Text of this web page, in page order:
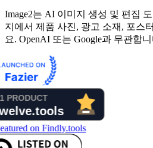
Image2는 AI 이미지 생성 및 편집
지에서 제품 사진, 광고 소재, 포스
요. OpenAI 또는 Google과 무관합